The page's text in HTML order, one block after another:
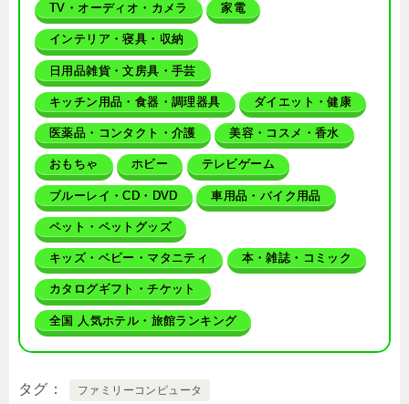
TV・オーディオ・カメラ 家電
インテリア・寝具・収納
日用品雑貨・文房具・手芸
キッチン用品・食器・調理器具 ダイエット・健康
医薬品・コンタクト・介護 美容・コスメ・香水
おもちゃ ホビー テレビゲーム
ブルーレイ・CD・DVD 車用品・バイク用品
ペット・ペットグッズ
キッズ・ベビー・マタニティ 本・雑誌・コミック
カタログギフト・チケット
全国 人気ホテル・旅館ランキング
タグ ファミリーコンピュータ